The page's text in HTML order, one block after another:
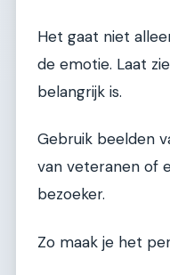
Het gaat niet
de emotie. Laat
belangrijk is.
Gebruik beelden
van veteranen of
bezoeker.
Zo maak je het